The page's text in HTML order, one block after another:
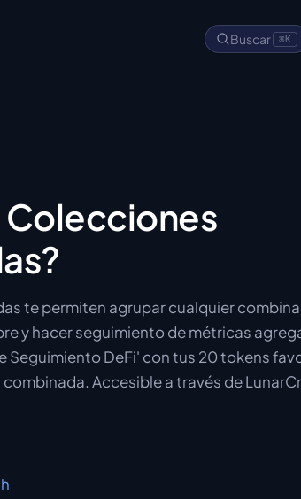
Buscar ⌘K
Colecciones
te permiten agrupar cualquier
y hacer seguimiento de métricas
Seguimiento DeFi' con tus 20 tokens
Accesible a través de